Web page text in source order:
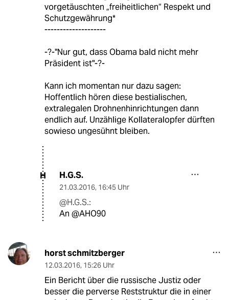
vorgetäuschten „freiheitlichen“ Respekt und
Schutzgewährung*
--------------------
-?-"Nur gut, dass Obama bald nicht mehr
Präsident ist"-?-
Kann ich momentan nur dazu sagen:
Hoffentlich hören diese bestialischen,
extralegalen Drohnenhinrichtungen dann
endlich auf. Unzählige Kollateralopfer dürften
sowieso ungesühnt bleiben.
H H.G.S.
21.03.2016, 16:45 Uhr
@H.G.S.:
An @AHO90
horst schmitzberger
12.03.2016, 15:26 Uhr
Ein Bericht über die russische Justiz oder
besser die perverse Reststruktur die in einer